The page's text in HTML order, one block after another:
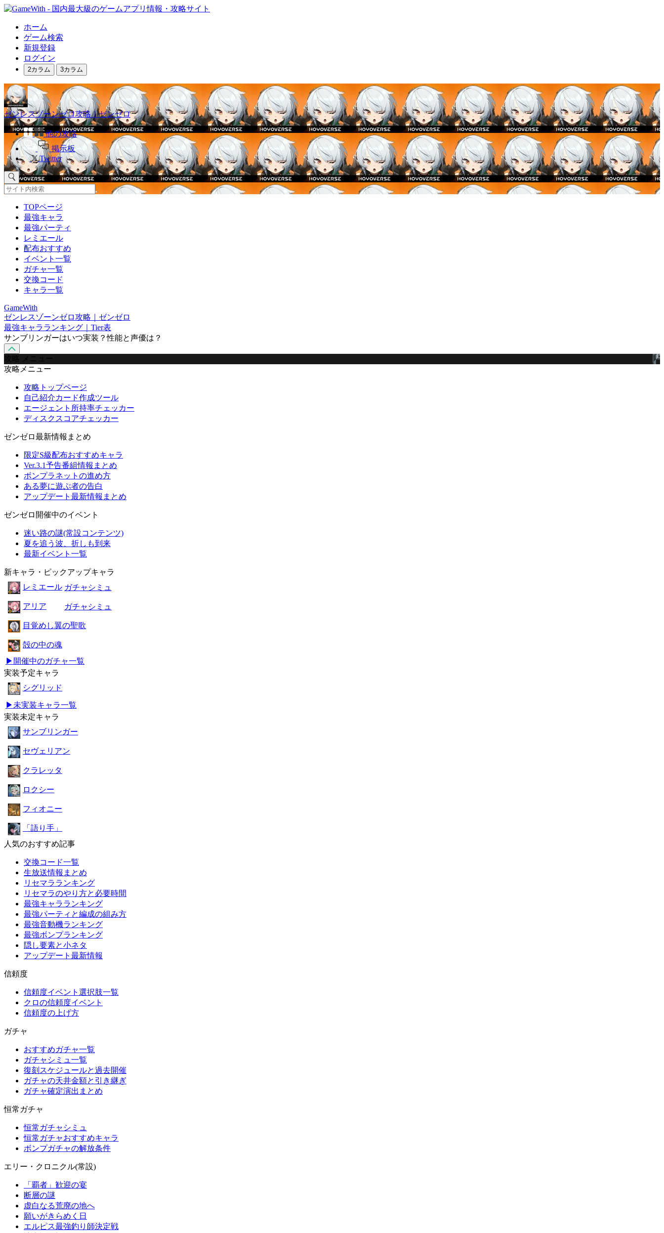
ホーム
ゲーム検索
新規登録
ログイン
2カラム 3カラム
ゼンレスゾーンゼロ攻略｜ゼンゼロ
他の攻略
掲示板
Twitter
TOPページ
最強キャラ
最強パーティ
レミエール
配布おすすめ
イベント一覧
ガチャ一覧
交換コード
キャラ一覧
GameWith
ゼンレスゾーンゼロ攻略｜ゼンゼロ
最強キャラランキング｜Tier表
サンブリンガーはいつ実装？性能と声優は？
攻略 メニュー
攻略メニュー
攻略トップページ
自己紹介カード作成ツール
エージェント所持率チェッカー
ディスクスコアチェッカー
ゼンゼロ最新情報まとめ
限定S級配布おすすめキャラ
Ver.3.1予告番組情報まとめ
ボンプラネットの進め方
ある夢に遊ぶ者の告白
アップデート最新情報まとめ
ゼンゼロ開催中のイベント
迷い路の謎(常設コンテンツ)
夏を追う波、折しも到来
最新イベント一覧
新キャラ・ピックアップキャラ
レミエール ガチャシミュ
アリア ガチャシミュ
目覚めし翼の聖歌
殻の中の魂
▶開催中のガチャ一覧
実装予定キャラ
シグリッド
▶未実装キャラ一覧
実装未定キャラ
サンブリンガー
セヴェリアン
クラレッタ
ロクシー
フィオニー
「語り手」
人気のおすすめ記事
交換コード一覧
生放送情報まとめ
リセマラランキング
リセマラのやり方と必要時間
最強キャラランキング
最強パーティと編成の組み方
最強音動機ランキング
最強ボンプランキング
隠し要素と小ネタ
アップデート最新情報
信頼度
信頼度イベント選択肢一覧
クロの信頼度イベント
信頼度の上げ方
ガチャ
おすすめガチャ一覧
ガチャシミュ一覧
復刻スケジュールと過去開催
ガチャの天井金額と引き継ぎ
ガチャ確定演出まとめ
恒常ガチャ
恒常ガチャシミュ
恒常ガチャおすすめキャラ
ボンプガチャの解放条件
エリー・クロニクル(常設)
「覇者」歓迎の宴
断層の謎
虚白なる荒廃の地へ
願いがきらめく日
エルピス最強釣り師決定戦